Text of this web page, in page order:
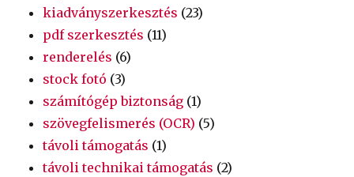
kiadványszerkesztés (23)
pdf szerkesztés (11)
renderelés (6)
stock fotó (3)
számítógép biztonság (1)
szövegfelismerés (OCR) (5)
távoli támogatás (1)
távoli technikai támogatás (2)